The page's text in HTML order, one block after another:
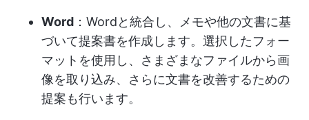
Word ：Wordと統合し、メモや他の文書に基
づいて提案書を作成します。選択したフォー
マットを使用し、さまざまなファイルから画
像を取り込み、さらに文書を改善するための
提案も行います。